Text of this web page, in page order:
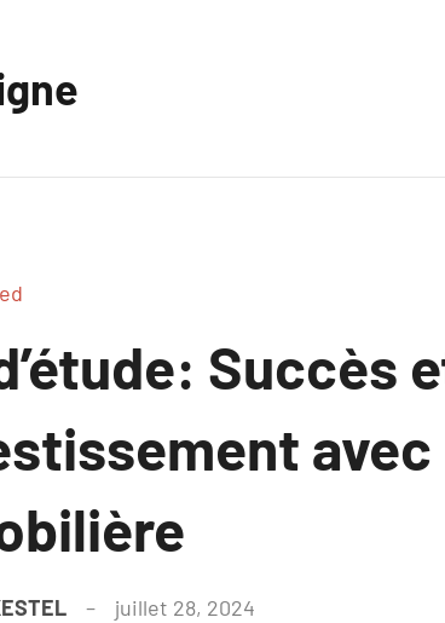
Succès
juillet 28, 2024